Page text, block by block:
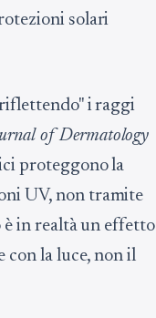
solari
i raggi
of Dermatology
proteggono la
UV, non tramite
è in realtà un effetto
con la luce, non il